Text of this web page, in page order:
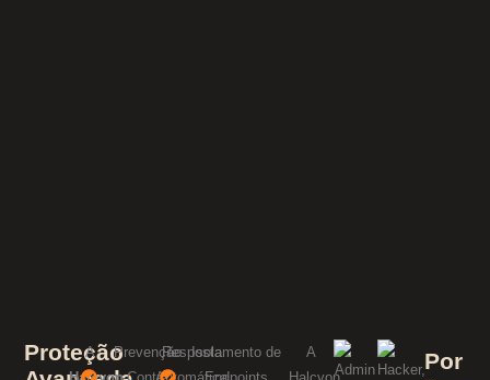
Proteção
A
PrevençãoRespostaIsolamento de
A
Por